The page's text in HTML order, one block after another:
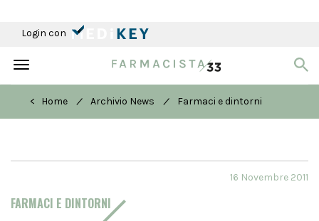
Login con
Toggle
< Home
/ Archivio News / Farmaci e dintorni
FARMACI E DINTORNI
16 Novembre 2011